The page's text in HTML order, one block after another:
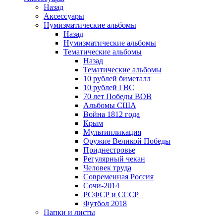
Назад
Аксессуары
Нумизматические альбомы
Назад
Нумизматические альбомы
Тематические альбомы
Назад
Тематические альбомы
10 рублей биметалл
10 рублей ГВС
70 лет Победы ВОВ
Альбомы США
Война 1812 года
Крым
Мультипликация
Оружие Великой Победы
Приднестровье
Регулярный чекан
Человек труда
Современная Россия
Сочи-2014
РСФСР и СССР
Футбол 2018
Папки и листы